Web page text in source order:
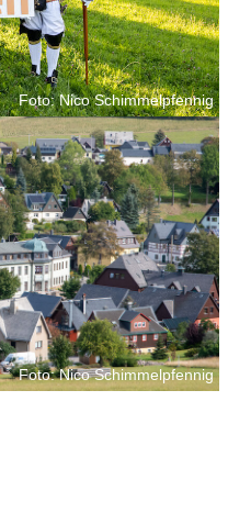
Foto: Nico Schimmelpfennig
Foto: Nico Schimmelpfennig